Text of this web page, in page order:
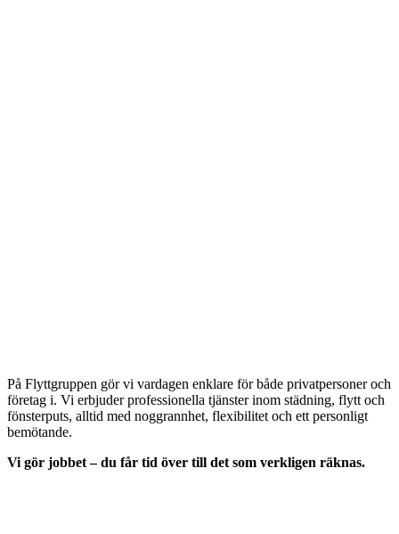
På Flyttgruppen gör vi vardagen enklare för både privatpersoner och
företag i. Vi erbjuder professionella tjänster inom städning, flytt och
fönsterputs, alltid med noggrannhet, flexibilitet och ett personligt
bemötande.
Vi gör jobbet – du får tid över till det som verkligen räknas.